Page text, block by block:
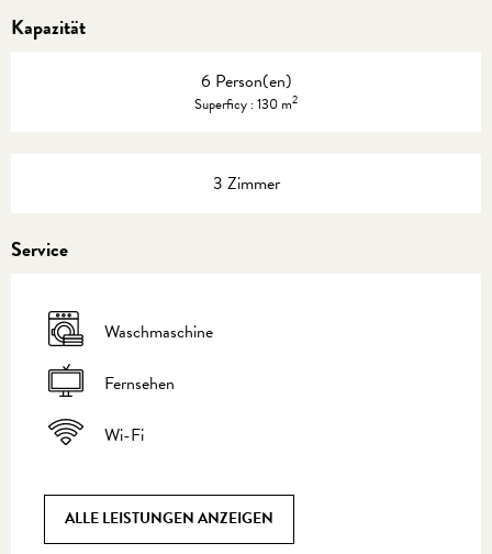
Kapazität
6 Person(en)
Superficy : 130 m2
3 Zimmer
Service
Waschmaschine
Fernsehen
Wi-Fi
ALLE LEISTUNGEN ANZEIGEN